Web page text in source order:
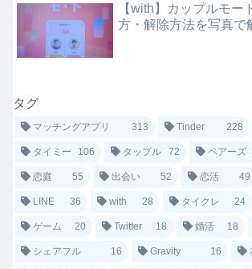
【with】カップルモー
方・解除方法を写真で
タグ
マッチングアプリ 313 Tinder 228
タイミー 106 タップル 72 ペアーズ
恋庭 55 出会い 52 恋活 49
LINE 36 with 28 タイクレ 24
ゲーム 20 Twitter 18 婚活 18
シェアフル 16 Gravity 16